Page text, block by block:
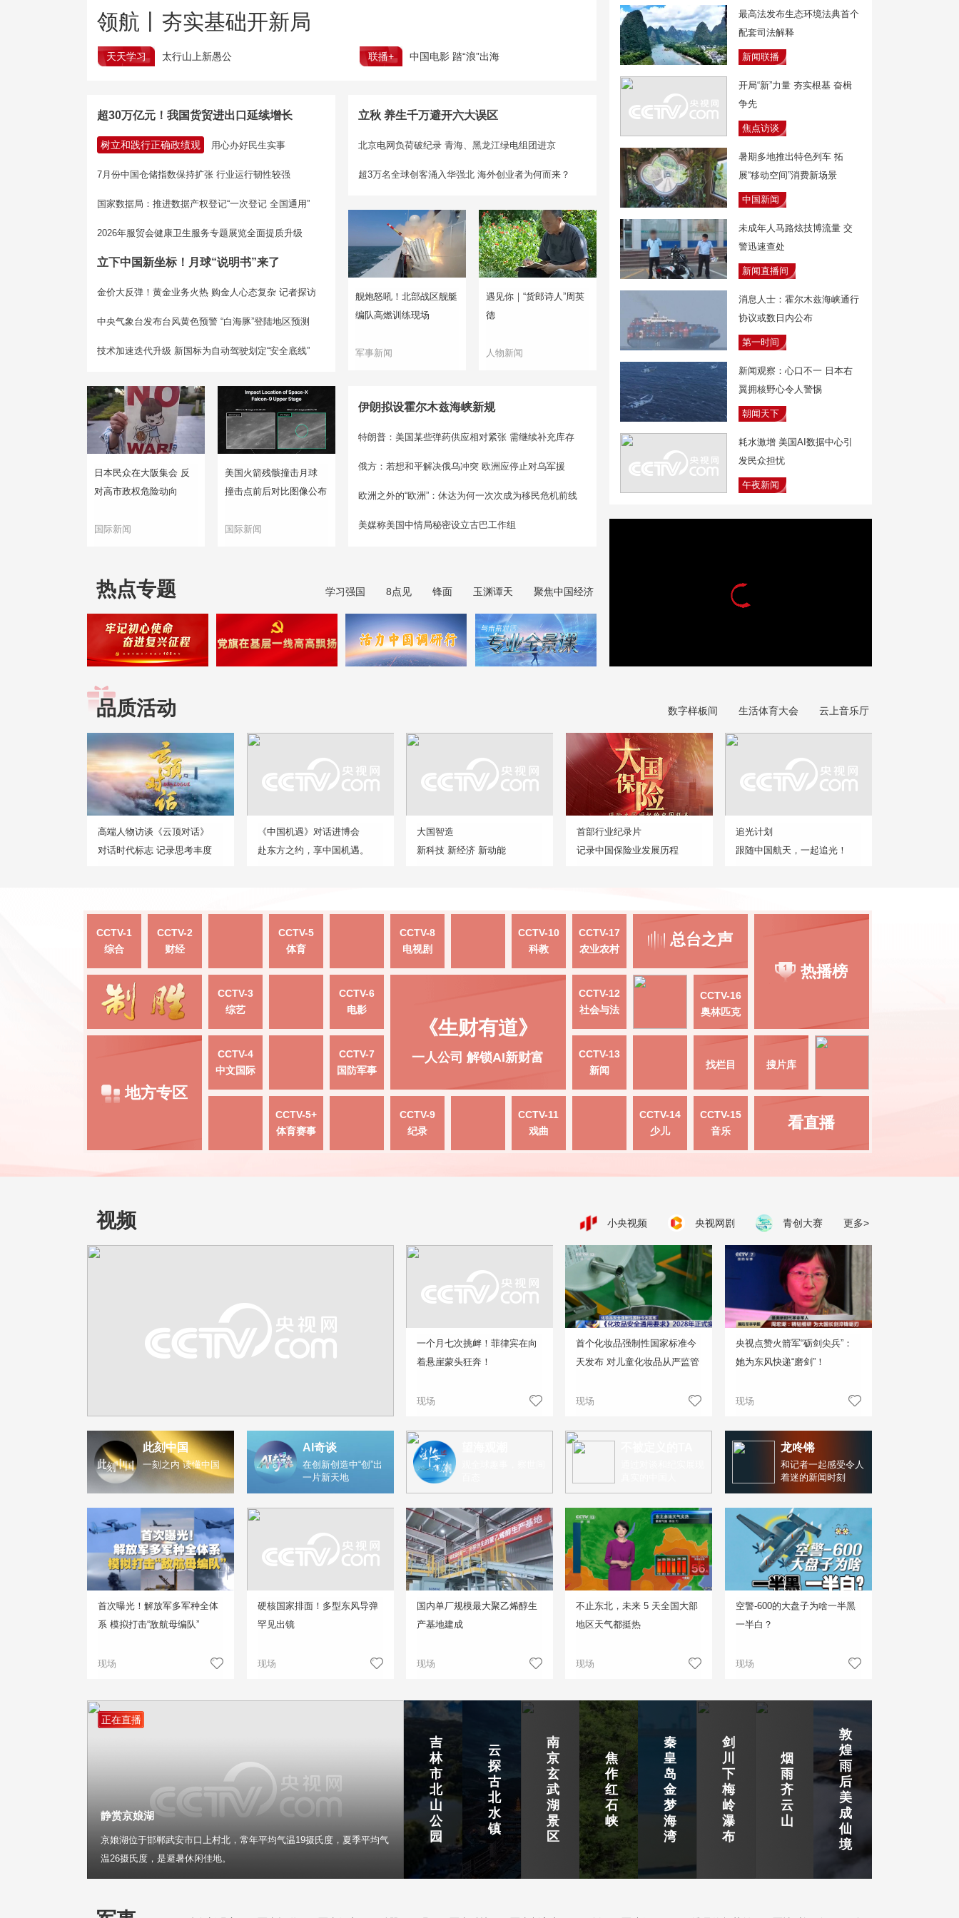
领航丨夯实基础开新局
天天学习 太行山上新愚公 联播+ 中国电影 踏“浪”出海
超30万亿元！我国货贸进出口延续增长
树立和践行正确政绩观 用心办好民生实事
7月份中国仓储指数保持扩张 行业运行韧性较强
国家数据局：推进数据产权登记“一次登记 全国通用”
2026年服贸会健康卫生服务专题展览全面提质升级
立下中国新坐标！月球“说明书”来了
金价大反弹！黄金业务火热 购金人心态复杂 记者探访
中央气象台发布台风黄色预警 “白海豚”登陆地区预测
技术加速迭代升级 新国标为自动驾驶划定“安全底线”
立秋 养生千万避开六大误区
北京电网负荷破纪录 青海、黑龙江绿电组团进京
超3万名全球创客涌入华强北 海外创业者为何而来？
舰炮怒吼！北部战区舰艇
编队高燃训练现场
军事新闻
遇见你｜“货郎诗人”周英
德
人物新闻
日本民众在大阪集会 反
对高市政权危险动向
国际新闻
美国火箭残骸撞击月球
撞击点前后对比图像公布
国际新闻
伊朗拟设霍尔木兹海峡新规
特朗普：美国某些弹药供应相对紧张 需继续补充库存
俄方：若想和平解决俄乌冲突 欧洲应停止对乌军援
欧洲之外的“欧洲”：休达为何一次次成为移民危机前线
美媒称美国中情局秘密设立古巴工作组
热点专题 学习强国 8点见 锋面 玉渊谭天 聚焦中国经济
最高法发布生态环境法典首个
配套司法解释
新闻联播
开局“新”力量 夯实根基 奋楫
争先
焦点访谈
暑期多地推出特色列车 拓
展“移动空间”消费新场景
中国新闻
未成年人马路炫技博流量 交
警迅速查处
新闻直播间
消息人士：霍尔木兹海峡通行
协议或数日内公布
第一时间
新闻观察：心口不一 日本右
翼拥核野心令人警惕
朝闻天下
耗水激增 美国AI数据中心引
发民众担忧
午夜新闻
品质活动 数字样板间 生活体育大会 云上音乐厅
高端人物访谈《云顶对话》
对话时代标志 记录思考丰度
《中国机遇》对话进博会
赴东方之约，享中国机遇。
大国智造
新科技 新经济 新动能
首部行业纪录片
记录中国保险业发展历程
追光计划
跟随中国航天，一起追光！
CCTV-1
综合
CCTV-2
财经
CCTV-5
体育
CCTV-8
电视剧
CCTV-10
科教
CCTV-17
农业农村
总台之声
热播榜
CCTV-3
综艺
CCTV-6
电影
《生财有道》
一人公司 解锁AI新财富
CCTV-12
社会与法
CCTV-16
奥林匹克
地方专区
CCTV-4
中文国际
CCTV-7
国防军事
CCTV-13
新闻
找栏目 搜片库
CCTV-5+
体育赛事
CCTV-9
纪录
CCTV-11
戏曲
CCTV-14
少儿
CCTV-15
音乐
看直播
视频 更多>
小央视频 央视网剧 青创大赛
一个月七次挑衅！菲律宾在向
着悬崖蒙头狂奔！
现场
首个化妆品强制性国家标准今
天发布 对儿童化妆品从严监管
现场
央视点赞火箭军“砺剑尖兵”：
她为东风快递“磨剑”！
现场
此刻中国
一刻之内 读懂中国
AI奇谈
在创新创造中“创”出
一片新天地
龙咚锵
和记者一起感受令人
着迷的新闻时刻
首次曝光！解放军多军种全体
系 模拟打击“敌航母编队”
现场
硬核国家排面！多型东风导弹
罕见出镜
现场
国内单厂规模最大聚乙烯醇生
产基地建成
现场
不止东北，未来 5 天全国大部
地区天气都挺热
现场
空警-600的大盘子为啥一半黑
一半白？
现场
正在直播
静赏京娘湖
京娘湖位于邯郸武安市口上村北，常年平均气温19摄氏度，夏季平均气
温26摄氏度，是避暑休闲佳地。
吉
林
市
北
山
公
园
云
探
古
北
水
镇
南
京
玄
武
湖
景
区
焦
作
红
石
峡
秦
皇
岛
金
梦
海
湾
剑
川
下
梅
岭
瀑
布
烟
雨
齐
云
山
敦
煌
雨
后
美
成
仙
境